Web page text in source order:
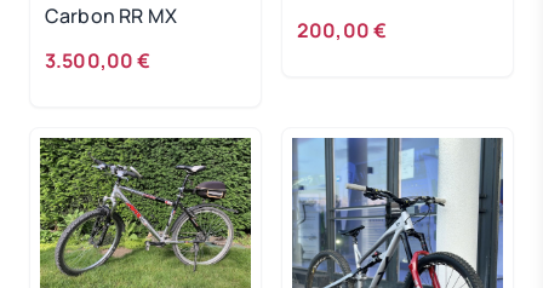
Carbon RR MX
3.500,00 €
200,00 €